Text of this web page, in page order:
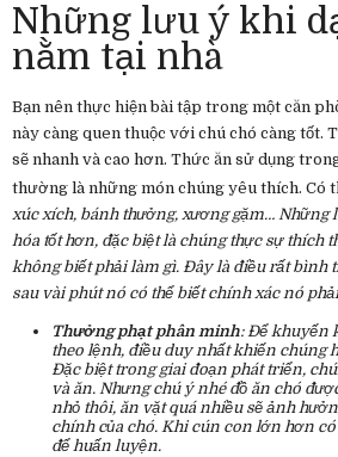
Những lưu ý khi
nằm tại nhà
Bạn nên thực hiện bài tập trong một căn
này càng quen thuộc với chú chó càng tốt.
sẽ nhanh và cao hơn. Thức ăn sử dụng
thường là những món chúng yêu thích. Có
xúc xích, bánh thưởng, xương gặm… Những
hóa tốt hơn, đặc biệt là chúng thực sự thích
không biết phải làm gì. Đây là điều rất bình
sau vài phút nó có thể biết chính xác nó
Thưởng phạt phân minh: Để khuyến
theo lệnh, điều duy nhất khiến chúng
Đặc biệt trong giai đoạn phát triển,
và ăn. Nhưng chú ý nhé đồ ăn chó
nhỏ thôi, ăn vặt quá nhiều sẽ ảnh
chính của chó. Khi cún con lớn hơn có
để huấn luyện.